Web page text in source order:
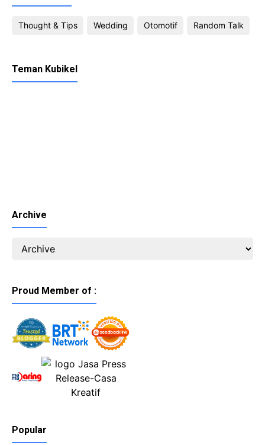
Thought & Tips Wedding Otomotif Random Talk
Teman Kubikel
Archive
Proud Member of :
Popular